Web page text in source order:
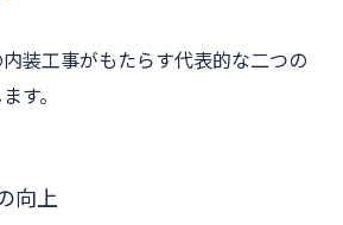
装工事がもたらす代表的な二つの
す。
向上